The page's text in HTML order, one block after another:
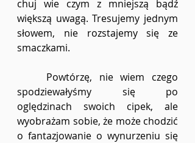
chuj wie czym z mniejszą bądź
większą uwagą. Tresujemy jednym
słowem, nie rozstajemy się ze
smaczkami.
spodziewałyśmy się po
oględzinach swoich cipek, ale
wyobrażam sobie, że może chodzić
o fantazjowanie o wynurzeniu się